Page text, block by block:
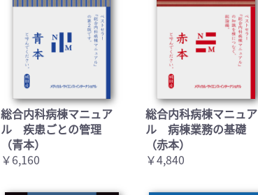
総合内科病棟マニュア
ル 疾患ごとの管理
（青本）
￥6,160
総合内科病棟マニュア
ル 病棟業務の基礎
（赤本）
￥4,840